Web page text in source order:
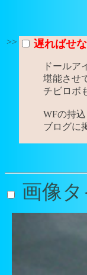
>> 遅ればせ
ドールア
堪能させ
チビロボ
WFの持
ブログに
画像タ